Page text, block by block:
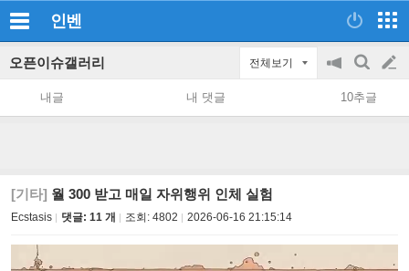
인벤
오픈이슈갤러리 전체보기
공
지
on/off
검
색
글
쓰
내글 내 댓글 10추글
[기타] 월 300 받고 매일 자위행위 인체 실험
Ecstasis 댓글: 11 개 조회: 4802 2026-06-16 21:15:14